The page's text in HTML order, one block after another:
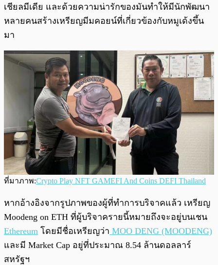
เชียลมีเดีย และด้วยความน่ารักของมันทำให้มีนักพัฒนา
หลายคนสร้างเหรียญมีมคอยน์ที่เกี่ยวข้องกับหมูเด้งขึ้น
มา
ที่มาภาพ:Crypto Play NFT GAMEFI And Coins DEFI Thailand
หากอ้างอิงจากรูปภาพของผู้ที่ทำการบริจาคแล้ว เหรียญ
Moodeng on ETH ที่ผู้บริจาครายนี้หมายถึงจะอยู่บนเชน
Ethereum โดยมีชื่อเหรียญว่า MOO DENG (MOODENG)
และมี Market Cap อยู่ที่ประมาณ 8.54 ล้านดอลลาร์
สหรัฐฯ